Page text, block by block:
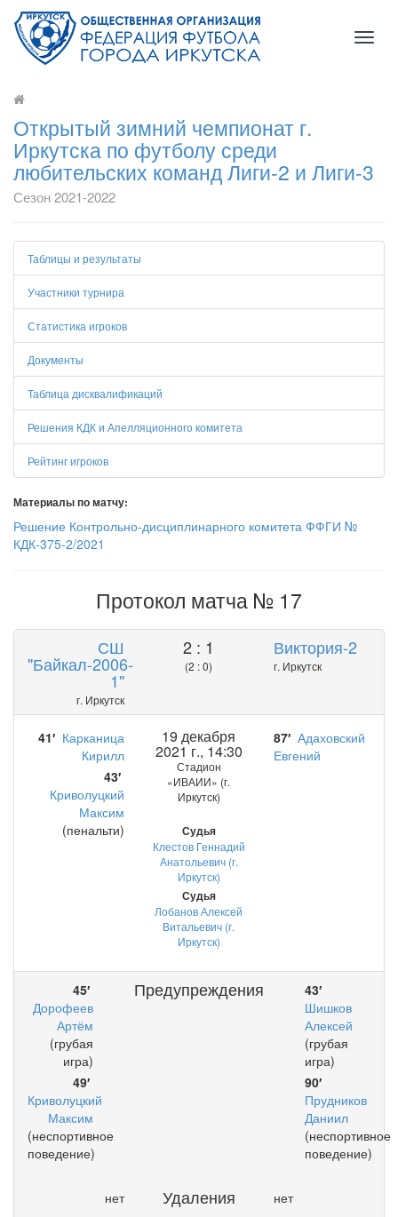
Открытый зимний чемпионат г.
Иркутска по футболу среди
любительских команд Лиги-2 и Лиги-3
Сезон 2021-2022
Таблицы и результаты
Участники турнира
Статистика игроков
Документы
Таблица дисквалификаций
Решения КДК и Апелляционного комитета
Рейтинг игроков
Материалы по матчу:
Решение Контрольно-дисциплинарного комитета ФФГИ №
КДК-375-2/2021
Протокол матча № 17
СШ
"Байкал-2006-
1"
г. Иркутск
2 : 1
(2 : 0)
Виктория-2
г. Иркутск
41′ Карканица
Кирилл
43′
Криволуцкий
Максим
(пенальти)
19 декабря
2021 г., 14:30
Стадион
«ИВАИИ» (г.
Иркутск)
Судья
Клестов Геннадий
Анатольевич (г.
Иркутск)
Судья
Лобанов Алексей
Витальевич (г.
Иркутск)
87′ Адаховский
Евгений
45′
Дорофеев
Артём
(грубая
игра)
49′
Криволуцкий
Максим
(неспортивное
поведение)
Предупреждения
43′
Шишков
Алексей
(грубая
игра)
90′
Прудников
Даниил
(неспортивное
поведение)
нет Удаления нет